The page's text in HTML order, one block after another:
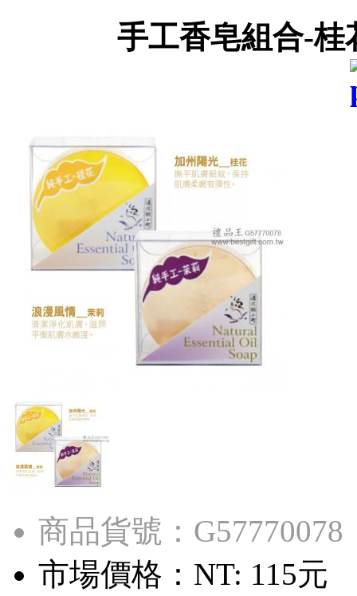
手工香皂組合-桂
商品貨號：G57770078
市場價格： NT: 115元